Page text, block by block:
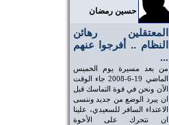
حسين رمضان
المعتقلين رهائن
النظام .. أفرجوا عنهم
...
من بعد مسيرة يوم الخميس
الماضي 19-6-2008 جاء الوقت
الآن ونحن في قوة التماسك قبل
ان يبرد الوضع من جديد وننسى
الاعتداء السافر للسعيدي، علينا
ان نتحرك على الأخوة